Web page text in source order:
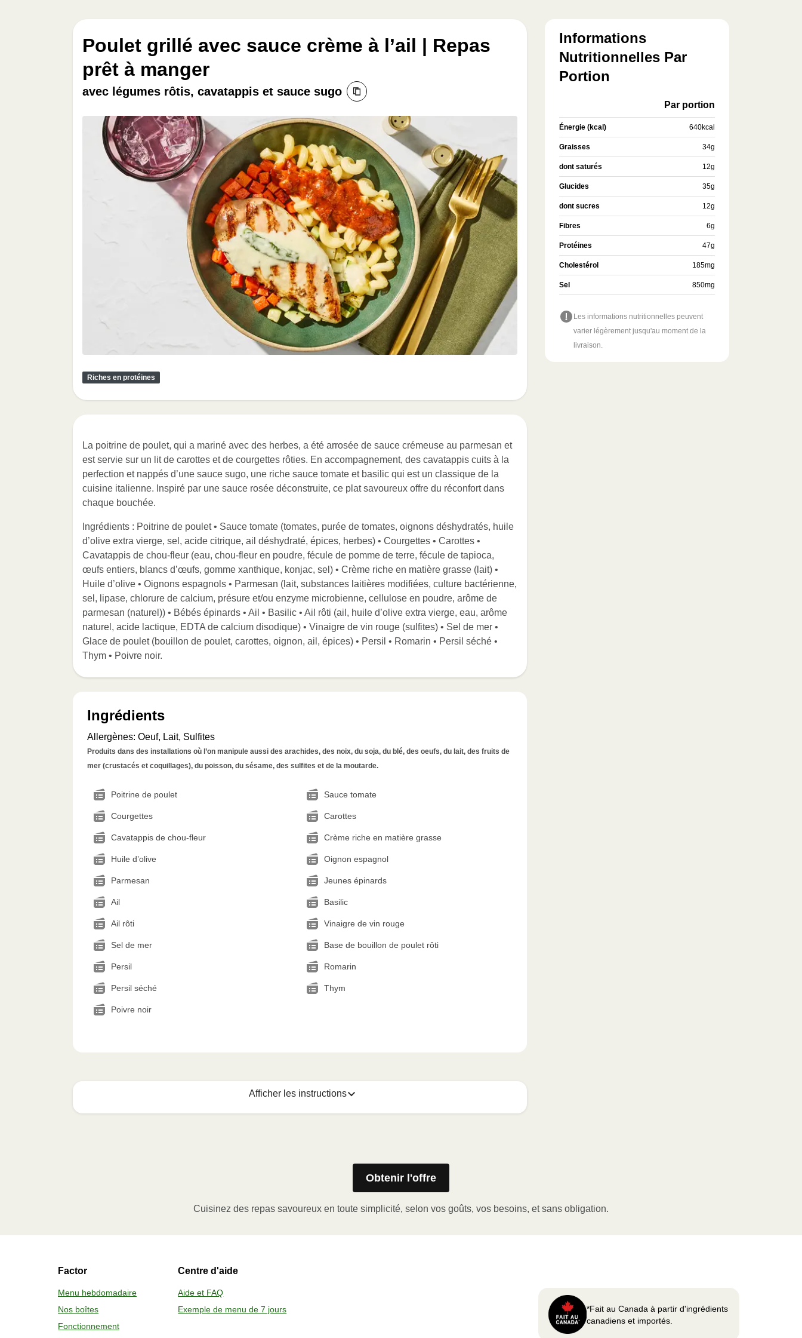
Poulet grillé avec sauce crème à l’ail | Repas
prêt à manger
avec légumes rôtis, cavatappis et sauce sugo
Riches en protéines
La poitrine de poulet, qui a mariné avec des herbes, a été arrosée de sauce crémeuse au parmesan et
est servie sur un lit de carottes et de courgettes rôties. En accompagnement, des cavatappis cuits à la
perfection et nappés d’une sauce sugo, une riche sauce tomate et basilic qui est un classique de la
cuisine italienne. Inspiré par une sauce rosée déconstruite, ce plat savoureux offre du réconfort dans
chaque bouchée.
Ingrédients : Poitrine de poulet • Sauce tomate (tomates, purée de tomates, oignons déshydratés, huile
d’olive extra vierge, sel, acide citrique, ail déshydraté, épices, herbes) • Courgettes • Carottes •
Cavatappis de chou-fleur (eau, chou-fleur en poudre, fécule de pomme de terre, fécule de tapioca,
œufs entiers, blancs d’œufs, gomme xanthique, konjac, sel) • Crème riche en matière grasse (lait) •
Huile d’olive • Oignons espagnols • Parmesan (lait, substances laitières modifiées, culture bactérienne,
sel, lipase, chlorure de calcium, présure et/ou enzyme microbienne, cellulose en poudre, arôme de
parmesan (naturel)) • Bébés épinards • Ail • Basilic • Ail rôti (ail, huile d’olive extra vierge, eau, arôme
naturel, acide lactique, EDTA de calcium disodique) • Vinaigre de vin rouge (sulfites) • Sel de mer •
Glace de poulet (bouillon de poulet, carottes, oignon, ail, épices) • Persil • Romarin • Persil séché •
Thym • Poivre noir.
Ingrédients
Allergènes: Oeuf, Lait, Sulfites
Produits dans des installations où l’on manipule aussi des arachides, des noix, du soja, du blé, des oeufs, du lait, des fruits de
mer (crustacés et coquillages), du poisson, du sésame, des sulfites et de la moutarde.
Poitrine de poulet Sauce tomate
Courgettes Carottes
Cavatappis de chou-fleur Crème riche en matière grasse
Huile d’olive Oignon espagnol
Parmesan Jeunes épinards
Ail Basilic
Ail rôti Vinaigre de vin rouge
Sel de mer Base de bouillon de poulet rôti
Persil Romarin
Persil séché Thym
Poivre noir
Afficher les instructions
Voici quoi faire :
Ôter le manchon de carton, puis soulever le coin de la pellicule de plastique et retirer le gobelet
à portion (le cas échéant) ou percer la pellicule de plastique.
FOUR
Préchauffer le four à 375 °F (190 °C).
Informations
Nutritionnelles Par
Portion
Par portion
Énergie (kcal) 640kcal
Graisses 34g
dont saturés 12g
Glucides 35g
dont sucres 12g
Fibres 6g
Protéines 47g
Cholestérol 185mg
Sel 850mg
Les informations nutritionnelles peuvent
varier légèrement jusqu'au moment de la
livraison.
Obtenir l'offre
Cuisinez des repas savoureux en toute simplicité, selon vos goûts, vos besoins, et sans obligation.
Factor
Menu hebdomadaire
Nos boîtes
Fonctionnement
Centre d'aide
Aide et FAQ
Exemple de menu de 7 jours
*Fait au Canada à partir d'ingrédients
canadiens et importés.